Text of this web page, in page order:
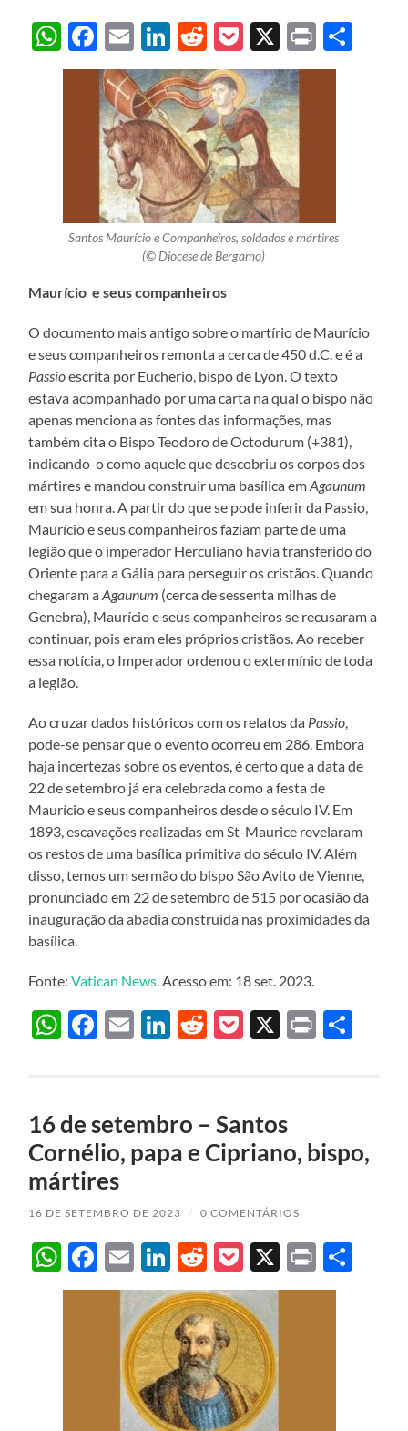
WhatsApp
Facebook
EmailLinkedIn
Reddit
Pocket
X Print
Santos Maurício e Companheiros, soldados e mártires
(© Diocese de Bergamo)
Maurício e seus companheiros
O documento mais antigo sobre o martírio de Maurício
e seus companheiros remonta a cerca de 450 d.C. e é a
Passioescrita por Eucherio, bispo de Lyon. O texto
estava acompanhado por uma carta na qual o bispo não
apenas menciona as fontes das informações, mas
também cita o Bispo Teodoro de Octodurum (+381),
indicando-o como aquele que descobriu os corpos dos
mártires e mandou construir uma basílica emAgaunum
em sua honra. A partir do que se pode inferir da Passio,
Maurício e seus companheiros faziam parte de uma
legião que o imperador Herculiano havia transferido do
Oriente para a Gália para perseguir os cristãos. Quando
chegaram aAgaunum (cerca de sessenta milhas de
Genebra), Maurício e seus companheiros se recusaram a
continuar, pois eram eles próprios cristãos. Ao receber
essa notícia, o Imperador ordenou o extermínio de toda
a legião.
Ao cruzar dados históricos com os relatos da Passio,
pode-se pensar que o evento ocorreu em 286. Embora
haja incertezas sobre os eventos, é certo que a data de
22 de setembro já era celebrada como a festa de
Maurício e seus companheiros desde o século IV. Em
1893, escavações realizadas em St-Maurice revelaram
os restos de uma basílica primitiva do século IV. Além
disso, temos um sermão do bispo São Avito de Vienne,
pronunciado em 22 de setembro de 515 por ocasião da
inauguração da abadia construída nas proximidades da
basílica.
Fonte:Vatican News. Acesso em: 18 set. 2023.
WhatsApp
Facebook
EmailLinkedIn
Reddit
Pocket
X Print
16 de setembro – Santos
Cornélio, papa e Cipriano, bispo,
mártires
16 DE SETEMBRO DE 2023 / 0 COMENTÁRIOS
WhatsApp
Facebook
EmailLinkedIn
Reddit
Pocket
X Print